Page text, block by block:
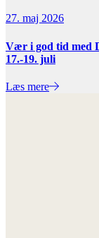
27. maj 2026
Vær i god tid med
17.-19. juli
Læs mere